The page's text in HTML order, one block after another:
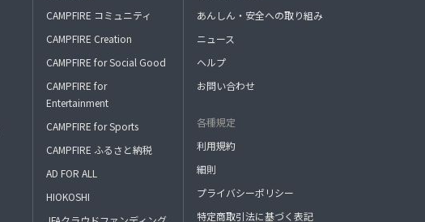
CAMPFIRE コミュニティ
CAMPFIRE Creation
CAMPFIRE for Social Good
CAMPFIRE for
Entertainment
CAMPFIRE for Sports
CAMPFIRE ふるさと納税
AD FOR ALL
HIOKOSHI
あんしん・安全への取り組み
ニュース
ヘルプ
お問い合わせ
各種規定
利用規約
細則
プライバシーポリシー
特定商取引法に基づく表記